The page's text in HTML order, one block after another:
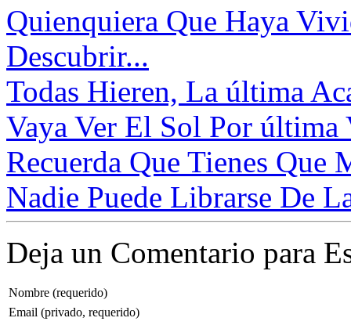
Quienquiera Que Haya
Descubrir...
Todas Hieren, La última
Vaya Ver El Sol Por última
Recuerda Que Tienes
Nadie Puede Librarse De
Deja un Comentario para
Nombre (requerido)
Email (privado, requerido)